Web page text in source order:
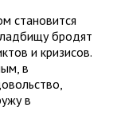
становится
бродят
и кризисов.
в
в